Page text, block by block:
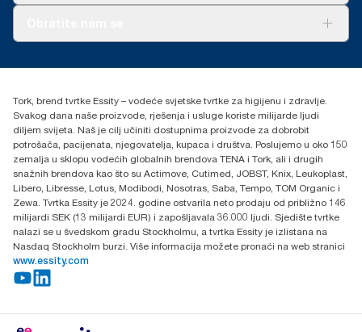
+385 913 900 004
H-1021 Budapest
Budakeszi út 51.
Tork, brend tvrtke Essity – vodeće svjetske tvrtke za higijenu i zdravlje.
Svakog dana naše proizvode, rješenja i usluge koriste milijarde ljudi
diljem svijeta. Naš je cilj učiniti dostupnima proizvode za dobrobit
potrošača, pacijenata, njegovatelja, kupaca i društva. Poslujemo u oko 150
zemalja u sklopu vodećih globalnih brendova TENA i Tork, ali i drugih
snažnih brendova kao što su Actimove, Cutimed, JOBST, Knix, Leukoplast,
Libero, Libresse, Lotus, Modibodi, Nosotras, Saba, Tempo, TOM Organic i
Zewa. Tvrtka Essity je 2024. godine ostvarila neto prodaju od približno 146
milijardi SEK (13 milijardi EUR) i zapošljavala 36.000 ljudi. Sjedište tvrtke
nalazi se u švedskom gradu Stockholmu, a tvrtka Essity je izlistana na
Nasdaq Stockholm burzi. Više informacija možete pronaći na web stranici
www.essity.com